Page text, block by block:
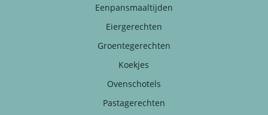
Eenpansmaaltijden
Eiergerechten
Groentegerechten
Koekjes
Ovenschotels
Pastagerechten